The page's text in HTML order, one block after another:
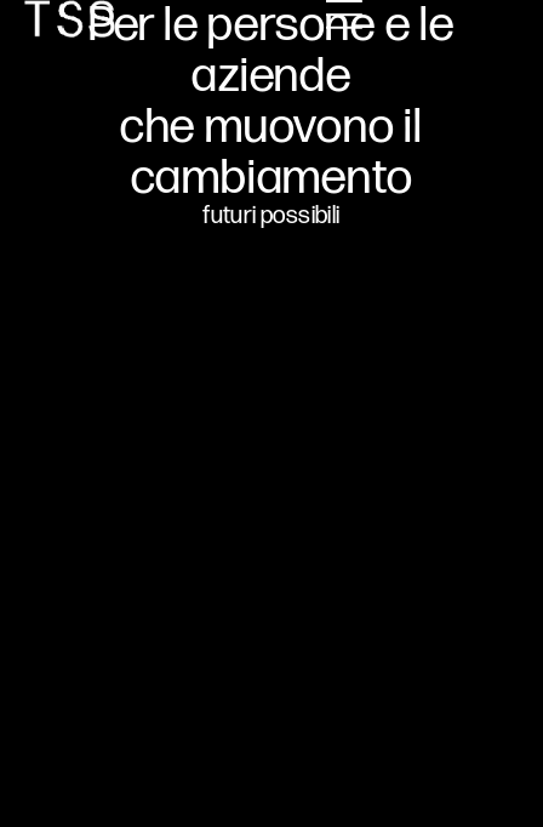
Per le persone e le
aziende
che muovono il
cambiamento
futuri possibili